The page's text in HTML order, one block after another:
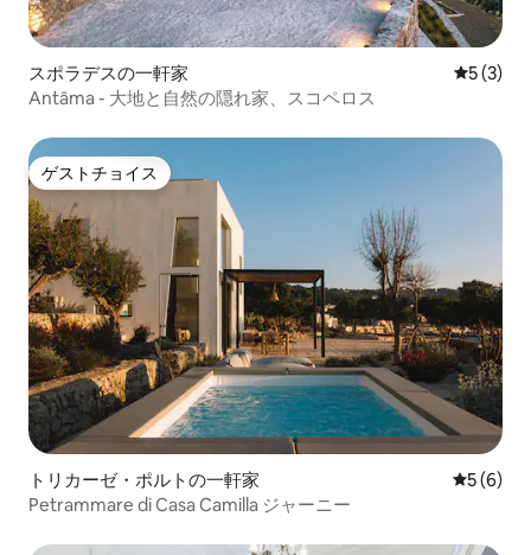
スポラデスの一軒家 レビュー
5 (3)
Antāma - 大地と自然の隠れ家、スコペロス
ゲストチョイス
ゲストチョイス
トリカーゼ・ポルトの一軒家 レビュー
5 (6)
Petrammare di Casa Camilla ジャーニー